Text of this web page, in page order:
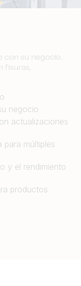
con su negocio.
fisuras,
negocio
actualizaciones
para múltiples
y el rendimiento
productos